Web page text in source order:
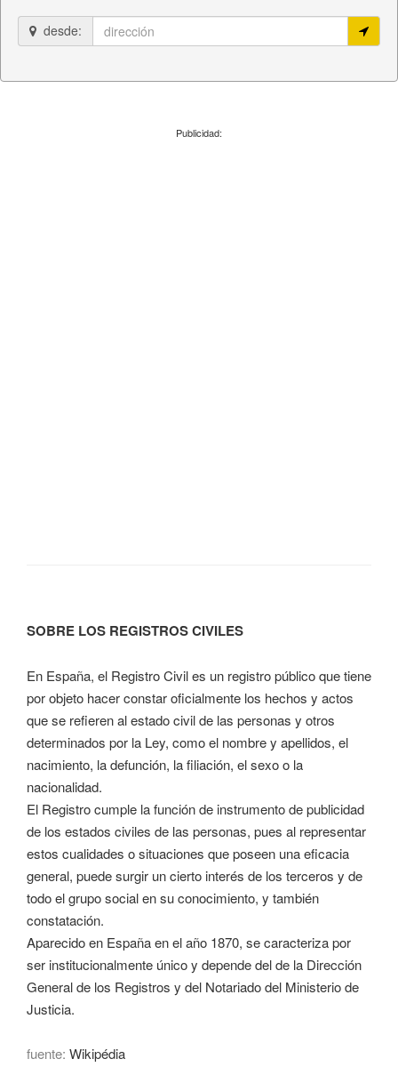
desde:
Publicidad:
SOBRE LOS REGISTROS CIVILES
En España, el Registro Civil es un registro público que tiene
por objeto hacer constar oficialmente los hechos y actos
que se refieren al estado civil de las personas y otros
determinados por la Ley, como el nombre y apellidos, el
nacimiento, la defunción, la filiación, el sexo o la
nacionalidad.
El Registro cumple la función de instrumento de publicidad
de los estados civiles de las personas, pues al representar
estos cualidades o situaciones que poseen una eficacia
general, puede surgir un cierto interés de los terceros y de
todo el grupo social en su conocimiento, y también
constatación.
Aparecido en España en el año 1870, se caracteriza por
ser institucionalmente único y depende del de la Dirección
General de los Registros y del Notariado del Ministerio de
Justicia.
fuente: Wikipédia